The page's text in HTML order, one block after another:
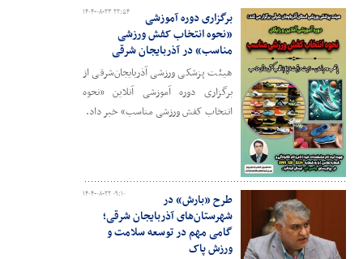
۱۴۰۴-۰۸-۲۳ ۲۲:۵۴
برگزاری دوره آموزشی
«نحوه انتخاب کفش ورزشی
مناسب» در آذربایجان شرقی
هیئت پزشکی ورزشی آذربایجان‌شرقی از
برگزاری دوره آموزشی آنلاین «نحوه
انتخاب کفش ورزشی مناسب» خبر داد.
۱۴۰۴-۰۸-۲۲ ۰۹:۱۰
طرح «بارش» در
شهرستان‌های آذربایجان شرقی؛
گامی مهم در توسعه سلامت و
ورزش پاک